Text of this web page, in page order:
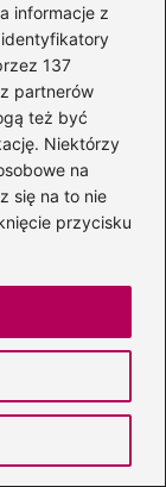
informacje z
137
partnerów
też być
Niektórzy
na
się na to nie
przycisku